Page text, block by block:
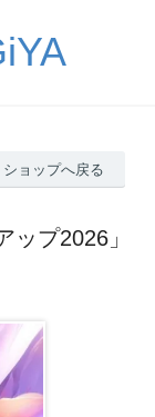
ショップへ戻る
プ2026」